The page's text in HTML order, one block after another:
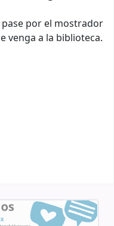
por el mostrador
venga a la biblioteca.